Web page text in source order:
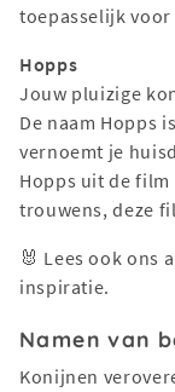
toepasselijk
Hopps
Jouw pluizige
De naam Hopps
vernoemt je
Hopps uit de
trouwens, deze
🐰 Lees ook ons
inspiratie.
Namen van
Konijnen